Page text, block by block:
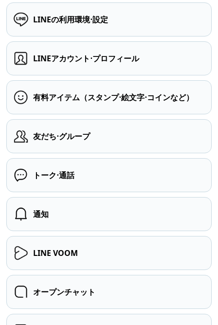
LINEの利用環境⋅設定
LINEアカウント⋅プロフィール
有料アイテム（スタンプ⋅絵文字⋅コインなど）
友だち⋅グループ
トーク⋅通話
通知
LINE VOOM
オープンチャット